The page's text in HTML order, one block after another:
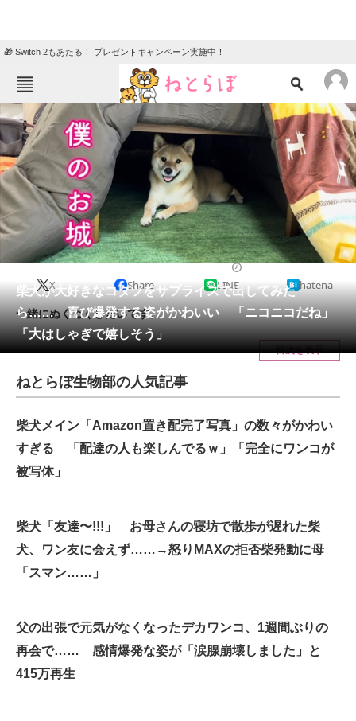
🎁 Switch 2もあたる！ プレゼントキャンペーン実施中！
ねとらぼメニュー
TOP ニュース
エンタメ クイズ
グルメ 地域
住まい 教育・育児
動物 リサーチ
会員記事
メディア
注目記事を集めた総合ページ
ITの今と未来を見通す
スマホと通信の最新トレンド
進化するPCとデバイスの未来
ビジネスと働き方のヒント
経営リーダーのコミュニティ
柴犬が大好きなコタツをサプライズで出してみた
ら…… 喜び爆発する姿がかわいい 「ニコニコだね」
「大はしゃぎで嬉しそう」
X Share LINE hatena
一緒にぬくぬくしたいです。
目次を表示
ねとらぼ生物部の人気記事
柴犬メイン「Amazon置き配完了写真」の数々がかわい
すぎる 「配達の人も楽しんでるｗ」「完全にワンコが
被写体」
柴犬「友達〜!!!」 お母さんの寝坊で散歩が遅れた柴
犬、ワン友に会えず……→怒りMAXの拒否柴発動に母
「スマン……」
父の出張で元気がなくなったデカワンコ、1週間ぶりの
再会で…… 感情爆発な姿が「涙腺崩壊しました」と
415万再生